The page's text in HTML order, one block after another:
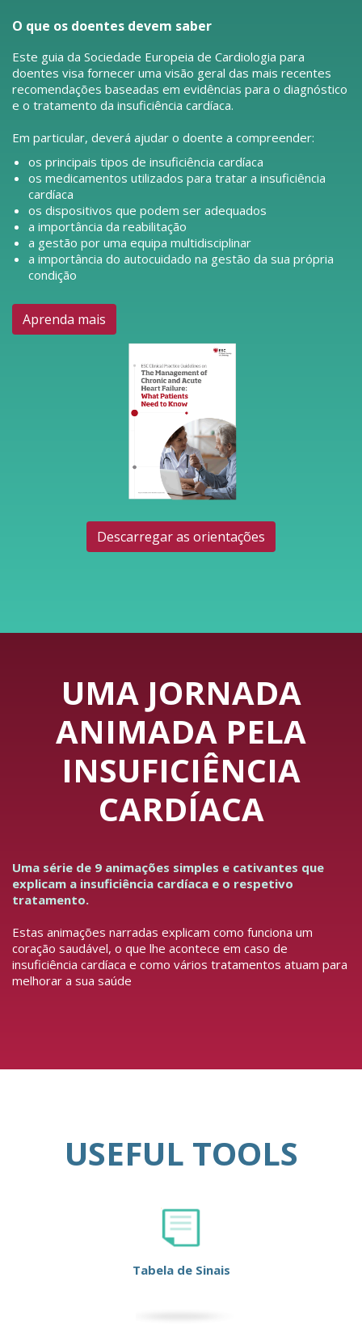
O que os doentes devem saber
Este guia da Sociedade Europeia de Cardiologia para
doentes visa fornecer uma visão geral das mais recentes
recomendações baseadas em evidências para o diagnóstico
e o tratamento da insuficiência cardíaca.
Em particular, deverá ajudar o doente a compreender:
os principais tipos de insuficiência cardíaca
os medicamentos utilizados para tratar a insuficiência
cardíaca
os dispositivos que podem ser adequados
a importância da reabilitação
a gestão por uma equipa multidisciplinar
a importância do autocuidado na gestão da sua própria
condição
Aprenda mais
Descarregar as orientações
UMA JORNADA
ANIMADA PELA
INSUFICIÊNCIA
CARDÍACA
Uma série de 9 animações simples e cativantes que
explicam a insuficiência cardíaca e o respetivo
tratamento.
Estas animações narradas explicam como funciona um
coração saudável, o que lhe acontece em caso de
insuficiência cardíaca e como vários tratamentos atuam para
melhorar a sua saúde
USEFUL TOOLS
Tabela de Sinais